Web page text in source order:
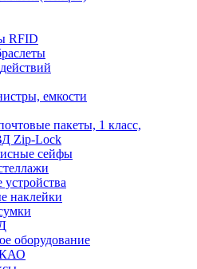
RFID
емкости
пакеты, 1 класс,
Zip-Lock
сейфы
наклейки
оборудование